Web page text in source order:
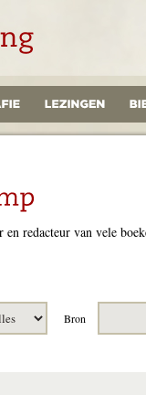
redacteur van vele
Bron